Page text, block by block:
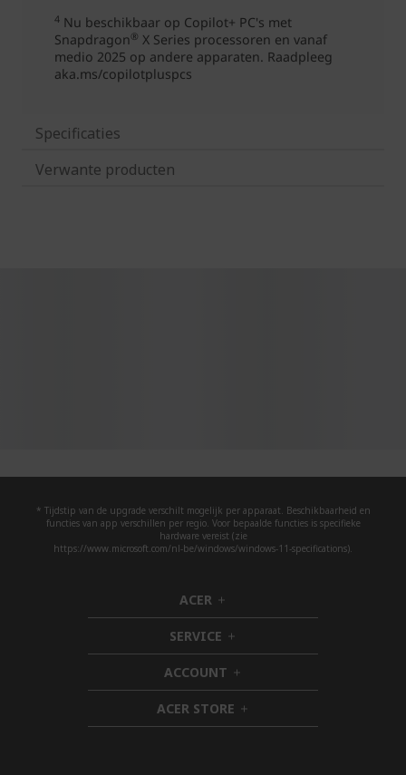
Specificaties
Verwante producten
* Tijdstip van de upgrade verschilt mogelijk per apparaat. Beschikbaarheid en
functies van app verschillen per regio. Voor bepaalde functies is specifieke
hardware vereist (zie
https://www.microsoft.com/nl-be/windows/windows-11-specifications).
ACER h
i
d
d
e
n
SERVICE h
i
d
d
e
n
ACCOUNT h
i
d
d
ACER STORE h
i